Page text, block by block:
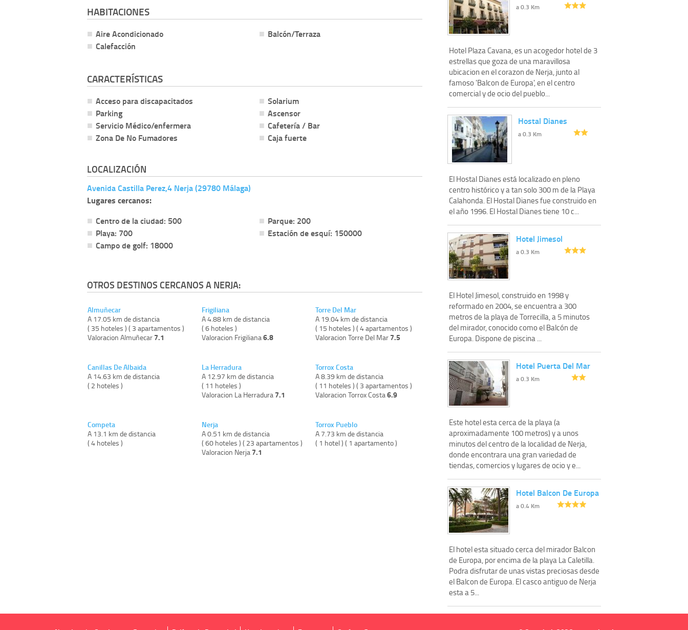
HABITACIONES
Aire Acondicionado
Calefacción
Balcón/Terraza
CARACTERÍSTICAS
Acceso para discapacitados
Parking
Servicio Médico/enfermera
Zona De No Fumadores
Solarium
Ascensor
Cafetería / Bar
Caja fuerte
LOCALIZACIÓN
Avenida Castilla Perez,4 Nerja (29780 Málaga)
Lugares cercanos:
Centro de la ciudad: 500
Playa: 700
Campo de golf: 18000
Parque: 200
Estación de esquí: 150000
OTROS DESTINOS CERCANOS A NERJA:
Almuñecar
A 17.05 km de distancia
( 35 hoteles ) ( 3 apartamentos )
Valoracion Almuñecar 7.1
Canillas De Albaida
A 14.63 km de distancia
( 2 hoteles )
Competa
A 13.1 km de distancia
( 4 hoteles )
Frigiliana
A 4.88 km de distancia
( 6 hoteles )
Valoracion Frigiliana 6.8
La Herradura
A 12.97 km de distancia
( 11 hoteles )
Valoracion La Herradura 7.1
Nerja
A 0.51 km de distancia
( 60 hoteles ) ( 23 apartamentos )
Valoracion Nerja 7.1
Torre Del Mar
A 19.04 km de distancia
( 15 hoteles ) ( 4 apartamentos )
Valoracion Torre Del Mar 7.5
Torrox Costa
A 8.39 km de distancia
( 11 hoteles ) ( 3 apartamentos )
Valoracion Torrox Costa6.9
Torrox Pueblo
A 7.73 km de distancia
( 1 hotel ) ( 1 apartamento )
a 0.3 Km
Hotel Plaza Cavana, es un acogedor hotel de 3
estrellas que goza de una maravillosa
ubicacion en el corazon de Nerja, junto al
famoso 'Balcon de Europa', en el centro
comercial y de ocio del pueblo...
Hostal Dianes
a 0.3 Km
El Hostal Dianes está localizado en pleno
centro histórico y a tan solo 300 m de la Playa
Calahonda. El Hostal Dianes fue construido en
el año 1996. El Hostal Dianes tiene 10 c...
Hotel Jimesol
a 0.3 Km
El Hotel Jimesol, construido en 1998 y
reformado en 2004, se encuentra a 300
metros de la playa de Torrecilla, a 5 minutos
del mirador, conocido como el Balcón de
Europa. Dispone de piscina ...
Hotel Puerta Del Mar
a 0.3 Km
Este hotel esta cerca de la playa (a
aproximadamente 100 metros) y a unos
minutos del centro de la localidad de Nerja,
donde encontrara una gran variedad de
tiendas, comercios y lugares de ocio y e...
Hotel Balcon De Europa
a 0.4 Km
El hotel esta situado cerca del mirador Balcon
de Europa, por encima de la playa La Caletilla.
Podra disfrutar de unas vistas preciosas desde
el Balcon de Europa. El casco antiguo de Nerja
esta a 5...